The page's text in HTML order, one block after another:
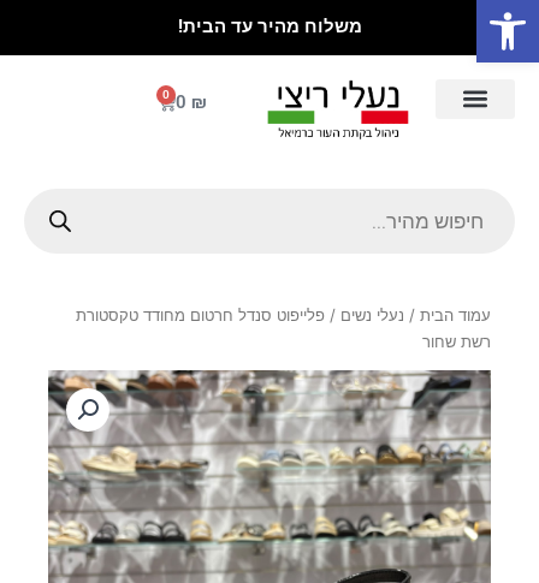
פתח סרגל נגישות
דילוג
לתוכן
משלוח מהיר עד הבית!
0 ₪
0
עגלת
קניות
עמוד הבית / נעלי נשים / פלייפוט סנדל חרטום מחודד טקסטורת
רשת שחור